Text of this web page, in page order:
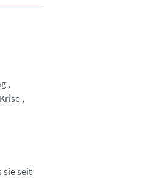
Krise
sie seit